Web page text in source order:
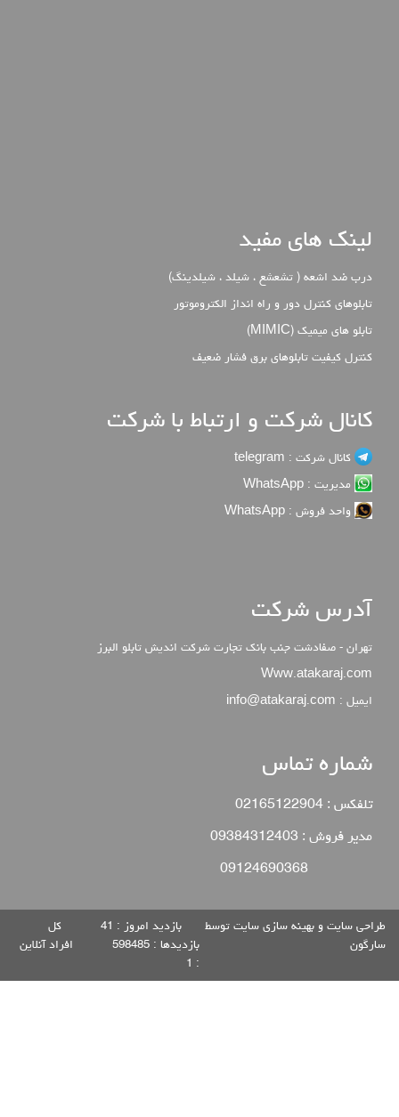
لینک های مفید
درب ضد اشعه ( تشعشع ، شیلد ، شیلدینگ)
تابلوهای کنترل دور و راه انداز الکتروموتور
تابلو های میمیک (MIMIC)
كنترل كيفيت تابلوهاي برق فشار ضعيف
کانال شرکت و ارتباط با شرکت
کانال شرکت : telegram
مدیریت : WhatsApp
واحد فروش : WhatsApp
آدرس شرکت
تهران - صفادشت جنب بانک تجارت شرکت اندیش تابلو البرز
Www.atakaraj.com
ایمیل : info@atakaraj.com
شماره تماس
تلفکس : 02165122904
مدیر فروش : 09384312403
طراحی سایت و بهینه سازی سایت توسط
سارگون
بازدید امروز : 41
كل
بازديدها : 598485
افراد آنلاين
:
1